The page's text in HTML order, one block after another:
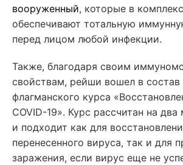
вооруженный, которые в
обеспечивают тотальную
перед лицом любой инфекции.
Также, благодаря своим
свойствам, рейши вошел в состав
флагманского курса
COVID-19». Курс рассчитан на
и подходит как для
перенесенного вируса, так и для
заражения, если вирус еще не